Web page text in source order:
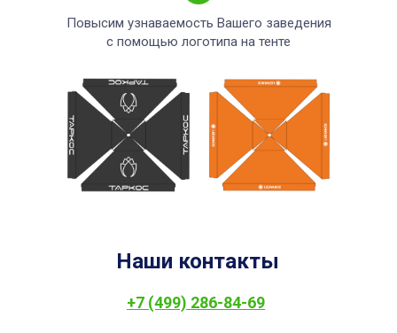
Повысим узнаваемость Вашего заведения
с помощью логотипа на тенте
Наши контакты
+7 (499) 286-84-69